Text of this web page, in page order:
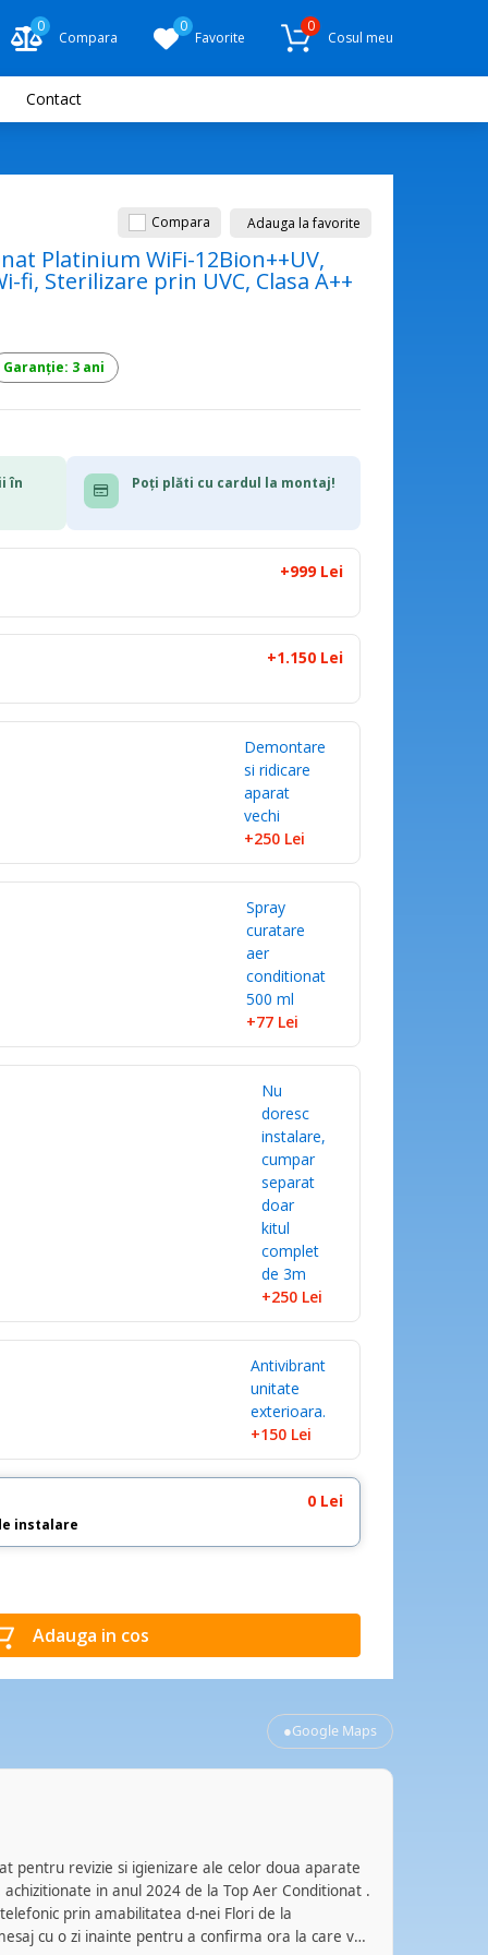
Compara
0
Favorite
0
Cosul meu
0
Contact
Compara Adauga la favorite
Platinium WiFi-12Bion++UV,
fi, Sterilizare prin UVC, Clasa A++
Garanție: 3 ani
în
Poți plăti cu cardul la montaj!
+999 Lei
+1.150 Lei
Demontare
si ridicare
aparat
vechi
+250 Lei
Spray
curatare
aer
conditionat
500 ml
+77 Lei
Nu
doresc
instalare,
cumpar
separat
doar
kitul
complet
de 3m
+250 Lei
Antivibrant
unitate
exterioara.
+150 Lei
0 Lei
instalare
Adauga in cos
●Google Maps
pentru revizie si igienizare ale celor doua aparate
in anul 2024 de la Top Aer Conditionat .
cu o zi inainte pentru a confirma ora la care va